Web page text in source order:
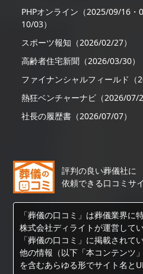
PHPオンライン（2025/09/16・
10/03）
スポーツ報知（2026/02/27）
高齢者住宅新聞（2026/03/30）
ファイナンシャルフィールド（
熱狂ベンチャーナビ（2026/07/
社長の履歴書（2026/07/07）
評判の良い葬儀社に
依頼できる口コミサ
「葬儀の口コミ」は葬儀業界に
株式会社ディライトが運営してい
「葬儀の口コミ」に掲載されて
他の情報（以下「本コンテンツ
を含むあらゆる形でサイト名と